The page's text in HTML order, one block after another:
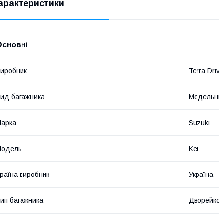
Terra
багажника
Suzuki
Kei
виробник Україна
багажника